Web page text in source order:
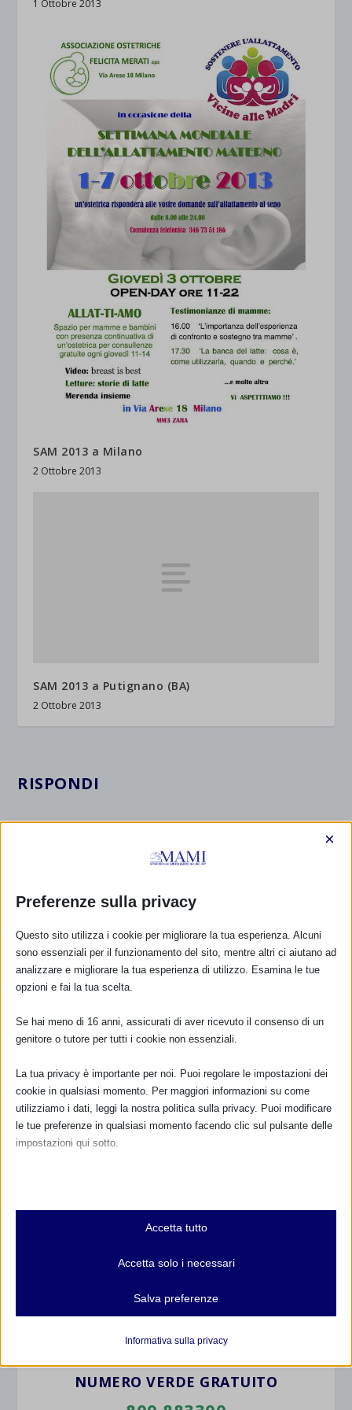
1 Ottobre 2013
SAM 2013 a Milano
2 Ottobre 2013
SAM 2013 a Putignano (BA)
2 Ottobre 2013
RISPONDI
TUTTI GLI EVENTI
NUMERO VERDE GRATUITO
Preferenze sulla privacy
×
Questo sito utilizza i cookie per migliorare la tua esperienza. Alcuni
sono essenziali per il funzionamento del sito, mentre altri ci aiutano ad
analizzare e migliorare la tua esperienza di utilizzo. Esamina le tue
opzioni e fai la tua scelta.
Se hai meno di 16 anni, assicurati di aver ricevuto il consenso di un
genitore o tutore per tutti i cookie non essenziali.
La tua privacy è importante per noi. Puoi regolare le impostazioni dei
cookie in qualsiasi momento. Per maggiori informazioni su come
utilizziamo i dati, leggi la nostra politica sulla privacy. Puoi modificare
le tue preferenze in qualsiasi momento facendo clic sul pulsante delle
impostazioni qui sotto.
Essenziali
I cookie e i servizi essenziali abilitano le funzioni di base e sono
e servizi non richiedono il consenso dell'utente secondo il GDPR.
wordpress_logged_in_*
Analitici
interagiscono con il nostro sito web.
Accetta tutto
Accetta solo i necessari
Salva preferenze
Informativa sulla privacy